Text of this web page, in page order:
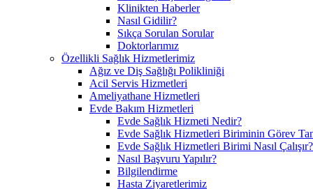
Klinikten Haberler
Nasıl Gidilir?
Sıkça Sorulan Sorular
Doktorlarımız
Özellikli Sağlık Hizmetlerimiz
Ağız ve Diş Sağlığı Polikliniği
Acil Servis Hizmetleri
Ameliyathane Hizmetleri
Evde Bakım Hizmetleri
Evde Sağlık Hizmeti Nedir?
Evde Sağlık Hizmetleri Biriminin Görev
Evde Sağlık Hizmetleri Birimi Nasıl Çalışır?
Nasıl Başvuru Yapılır?
Bilgilendirme
Hasta Ziyaretlerimiz